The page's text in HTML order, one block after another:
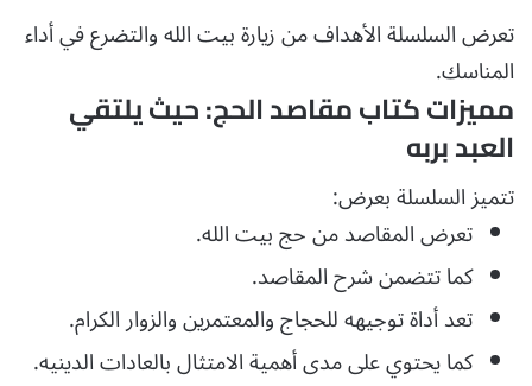
تعرض السلسلة الأهداف من زيارة بيت الله والتضرع في أداء
المناسك.
مميزات كتاب مقاصد الحج: حيث يلتقي
العبد بربه
تتميز السلسلة بعرض:
تعرض المقاصد من حج بيت الله.
كما تتضمن شرح المقاصد.
تعد أداة توجيهه للحجاج والمعتمرين والزوار الكرام.
كما يحتوي على مدى أهمية الامتثال بالعادات الدينيه.